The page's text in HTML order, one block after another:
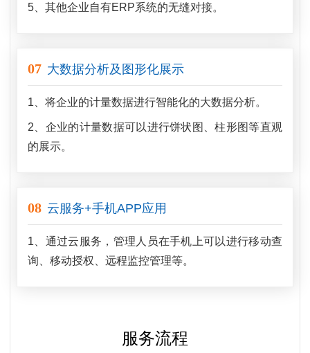
5、其他企业自有ERP系统的无缝对接。
07 大数据分析及图形化展示
1、将企业的计量数据进行智能化的大数据分析。
2、企业的计量数据可以进行饼状图、柱形图等直观
的展示。
08 云服务+手机APP应用
1、通过云服务，管理人员在手机上可以进行移动查
询、移动授权、远程监控管理等。
服务流程